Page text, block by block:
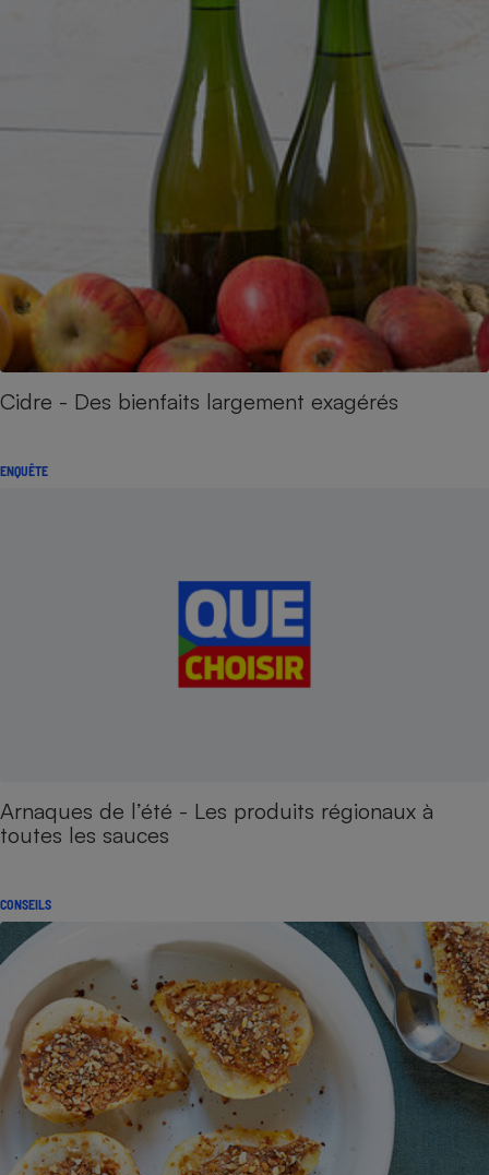
Cidre - Des bienfaits largement exagérés
ENQUÊTE
Arnaques de l’été - Les produits régionaux à
toutes les sauces
CONSEILS